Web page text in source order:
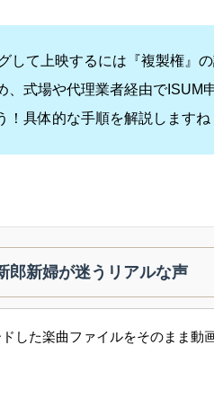
して上映するには『複製権』の
、式場や代理業者経由でISUM
具体的な手順を解説しますね
郎新婦が迷うリアルな声
ドした楽曲ファイルをそのまま